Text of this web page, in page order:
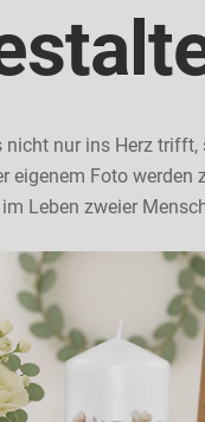
nicht nur ins Herz
eigenem Foto
Leben zweier